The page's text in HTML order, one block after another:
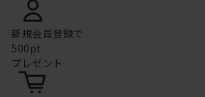
新規会員登録で
500pt
プレゼント